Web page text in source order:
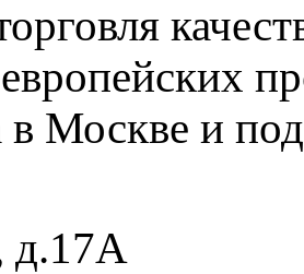
в Москве и под
д.17А